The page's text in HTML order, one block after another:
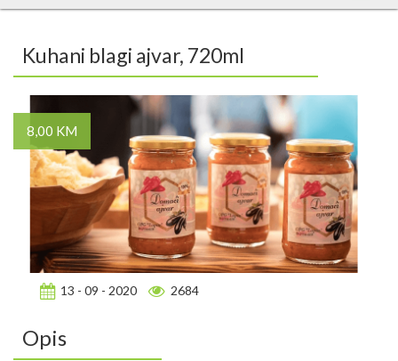
Kuhani blagi ajvar, 720ml
8,00 KM
13 - 09 - 2020 2684
Opis